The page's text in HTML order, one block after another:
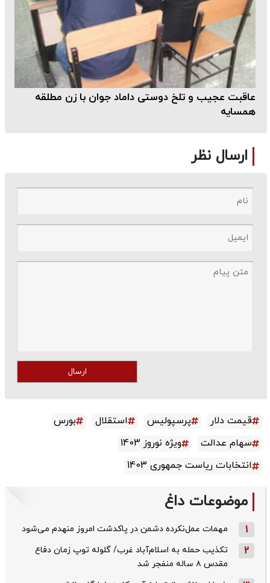
عاقبت عجیب و تلخ دوستی داماد جوان با زن مطلقه
همسایه
ارسال نظر
ارسال
قیمت دلار پرسپولیس استقلال
بورس
سهام عدالت
ویژه نوروز 1403
انتخابات ریاست جمهوری 1403
موضوعات داغ
1 مهمات عمل‌نکرده دشمن در پاکدشت امروز منهدم می‌شود
2
تکذیب حمله به اسلام‌آباد غرب/ گلوله توپ زمان دفاع
مقدس ۸ ساله منفجر شد